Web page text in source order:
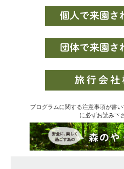
プログラムに関する注意事項が書
に必ずお読み下